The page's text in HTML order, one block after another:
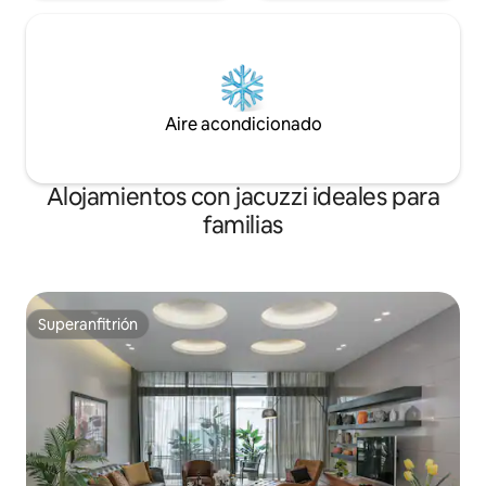
Aire acondicionado
Alojamientos con jacuzzi ideales para
familias
Superanfitrión
Superanfitrión